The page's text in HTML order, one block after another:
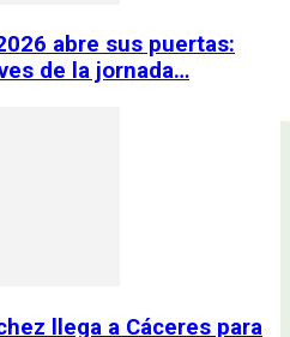
abre sus puertas:
de la jornada…
llega a Cáceres para